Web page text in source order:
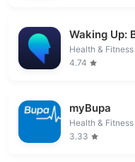
Waking Up:
Health & Fitness
4.74
myBupa
Health & Fitness
3.33